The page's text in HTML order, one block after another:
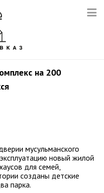
на 200
мусульманского
новый жилой
для семей,
созданы детские
парка.